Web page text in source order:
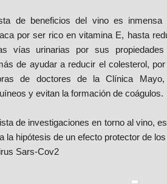
de beneficios del vino es
por ser rico en vitamina E, hasta
vías urinarias por sus propiedades
de ayudar a reducir el colesterol,
de doctores de la Clínica
y evitan la formación de coágulos.
de investigaciones en torno al vino,
la hipótesis de un efecto protector de
Sars-Cov2